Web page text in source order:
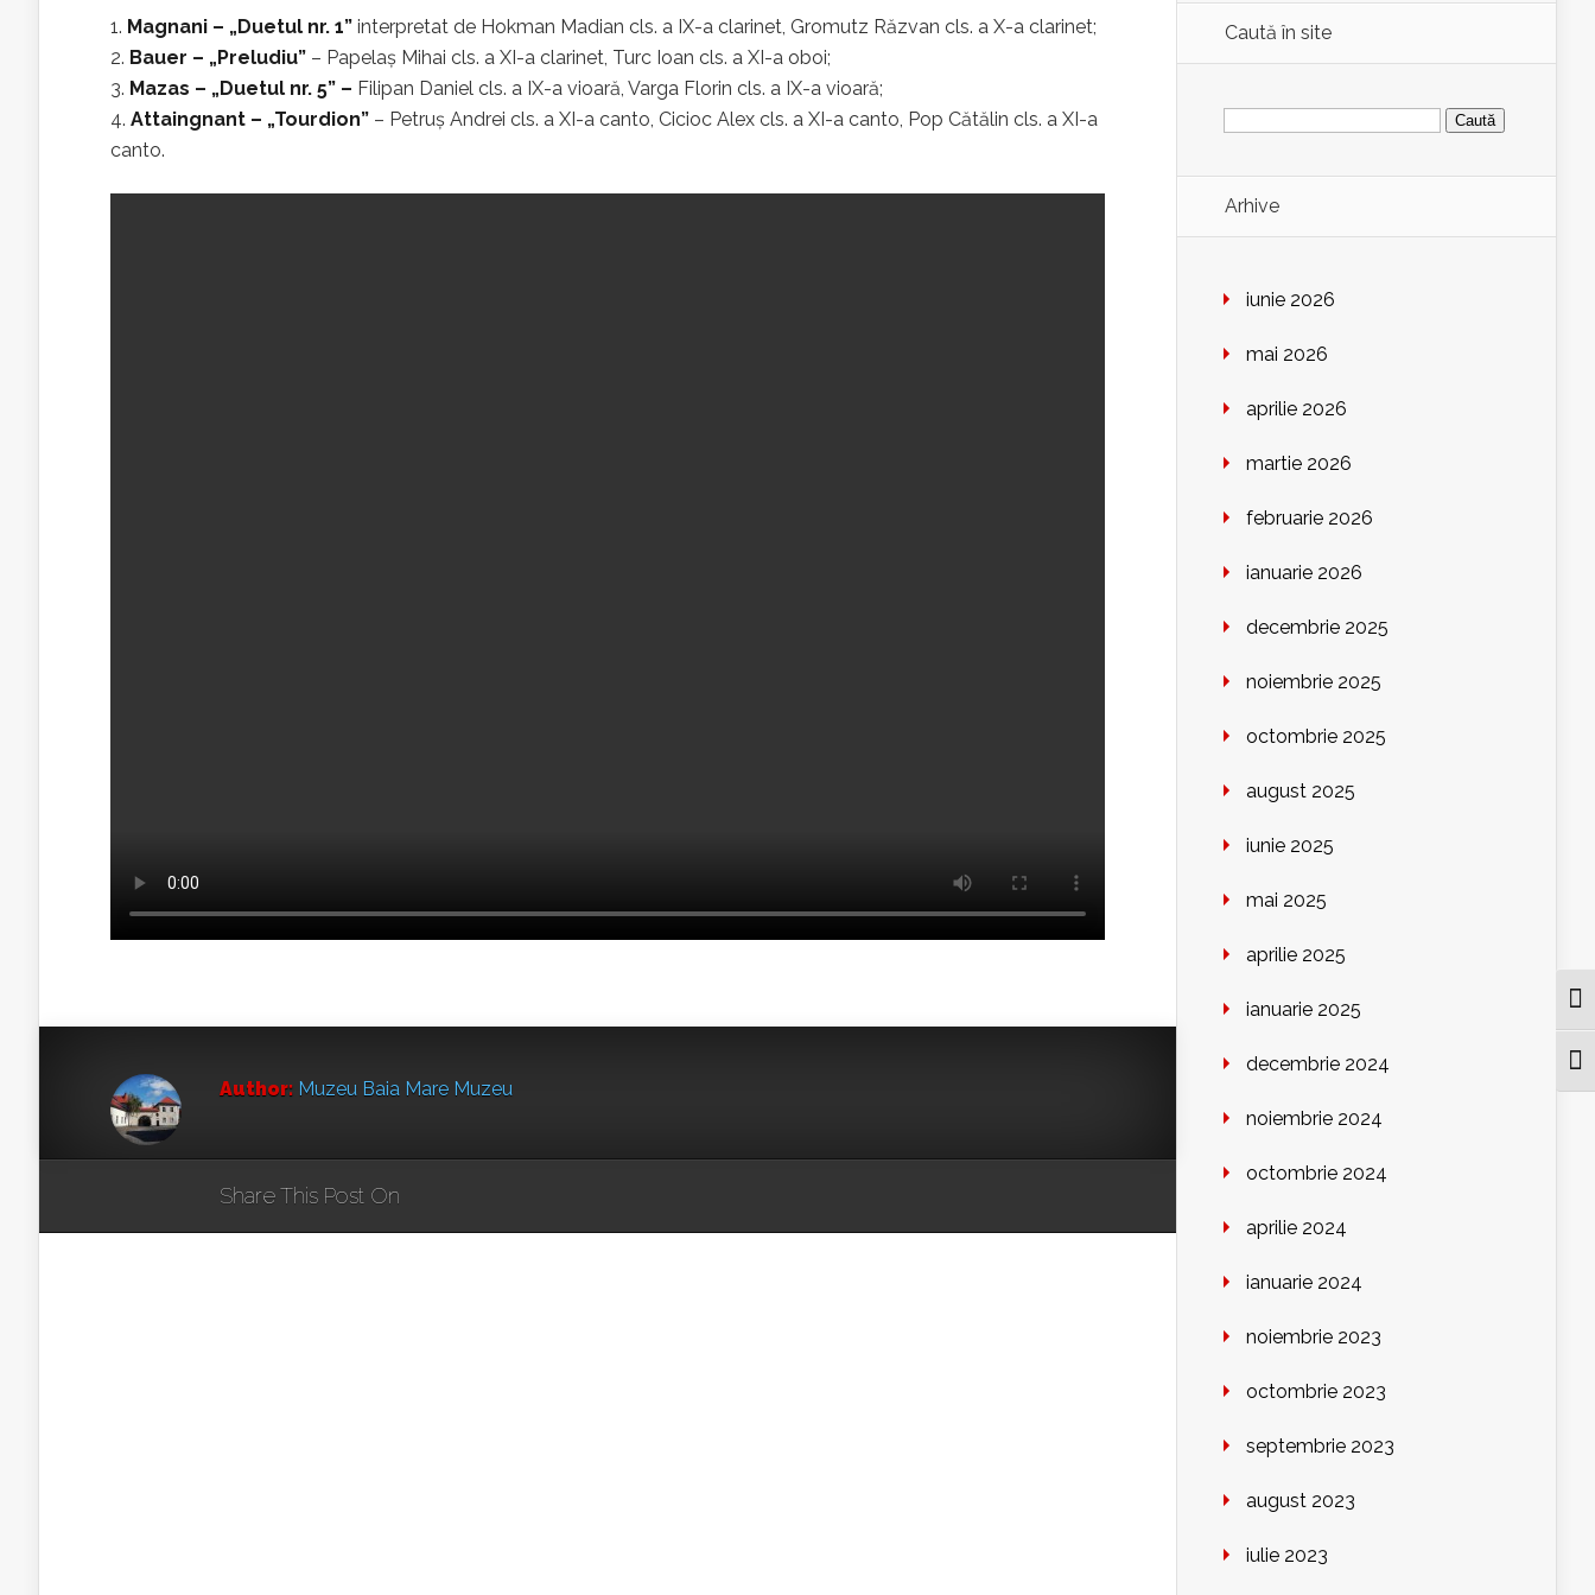
Magnani – „Duetul nr. 1” interpretat de Hokman Madian cls. a IX-a clarinet, Gromutz Răzvan cls. a X-a clarinet;
Bauer – „Preludiu” – Papelaş Mihai cls. a XI-a clarinet, Turc Ioan cls. a XI-a oboi;
Mazas – „Duetul nr. 5” – Filipan Daniel cls. a IX-a vioară, Varga Florin cls. a IX-a vioară;
Attaingnant – „Tourdion” – Petruş Andrei cls. a XI-a canto, Cicioc Alex cls. a XI-a canto, Pop Cătălin cls. a XI-a
canto.
Author: Muzeu Baia Mare Muzeu
Share This Post On
Caută în site
Caută
după:
Arhive
iunie 2026
mai 2026
aprilie 2026
martie 2026
februarie 2026
ianuarie 2026
decembrie 2025
noiembrie 2025
octombrie 2025
august 2025
iunie 2025
mai 2025
aprilie 2025
ianuarie 2025
decembrie 2024
noiembrie 2024
octombrie 2024
aprilie 2024
ianuarie 2024
noiembrie 2023
octombrie 2023
septembrie 2023
august 2023
iulie 2023